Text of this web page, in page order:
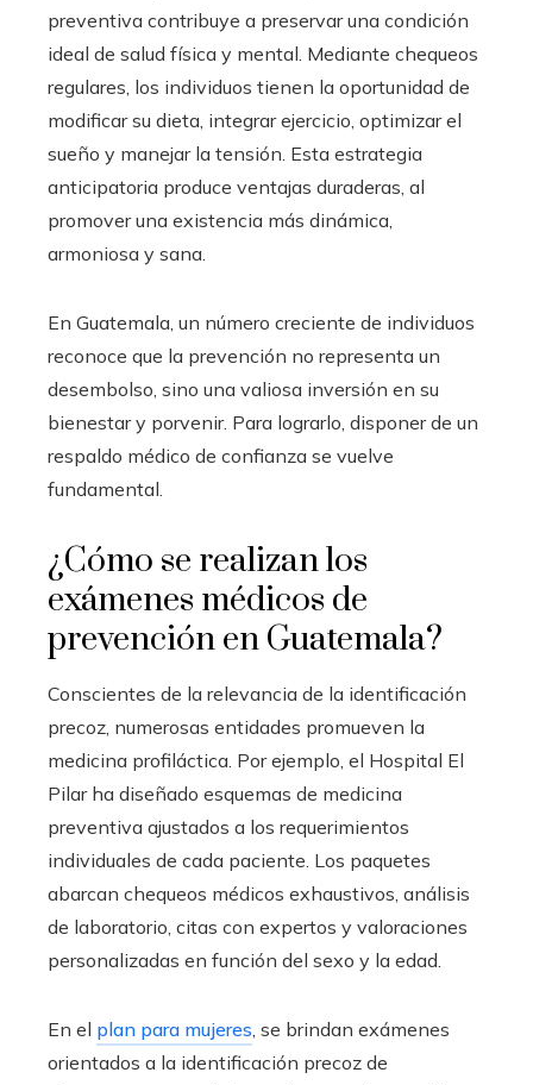
preventiva contribuye a preservar una condición
ideal de salud física y mental. Mediante chequeos
regulares, los individuos tienen la oportunidad de
modificar su dieta, integrar ejercicio, optimizar el
sueño y manejar la tensión. Esta estrategia
anticipatoria produce ventajas duraderas, al
promover una existencia más dinámica,
armoniosa y sana.
En Guatemala, un número creciente de individuos
reconoce que la prevención no representa un
desembolso, sino una valiosa inversión en su
bienestar y porvenir. Para lograrlo, disponer de un
respaldo médico de confianza se vuelve
fundamental.
¿Cómo se realizan los
exámenes médicos de
prevención en Guatemala?
Conscientes de la relevancia de la identificación
precoz, numerosas entidades promueven la
medicina profiláctica. Por ejemplo, el Hospital El
Pilar ha diseñado esquemas de medicina
preventiva ajustados a los requerimientos
individuales de cada paciente. Los paquetes
abarcan chequeos médicos exhaustivos, análisis
de laboratorio, citas con expertos y valoraciones
personalizadas en función del sexo y la edad.
En el plan para mujeres, se brindan exámenes
orientados a la identificación precoz de